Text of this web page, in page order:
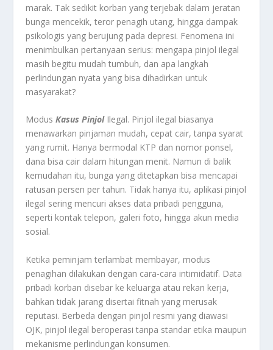
marak. Tak sedikit korban yang terjebak dalam jeratan
bunga mencekik, teror penagih utang, hingga dampak
psikologis yang berujung pada depresi. Fenomena ini
menimbulkan pertanyaan serius: mengapa pinjol ilegal
masih begitu mudah tumbuh, dan apa langkah
perlindungan nyata yang bisa dihadirkan untuk
masyarakat?
ModusKasus PinjolIlegal. Pinjol ilegal biasanya
menawarkan pinjaman mudah, cepat cair, tanpa syarat
yang rumit. Hanya bermodal KTP dan nomor ponsel,
dana bisa cair dalam hitungan menit. Namun di balik
kemudahan itu, bunga yang ditetapkan bisa mencapai
ratusan persen per tahun. Tidak hanya itu, aplikasi pinjol
ilegal sering mencuri akses data pribadi pengguna,
seperti kontak telepon, galeri foto, hingga akun media
sosial.
Ketika peminjam terlambat membayar, modus
penagihan dilakukan dengan cara-cara intimidatif. Data
pribadi korban disebar ke keluarga atau rekan kerja,
bahkan tidak jarang disertai fitnah yang merusak
reputasi. Berbeda dengan pinjol resmi yang diawasi
OJK, pinjol ilegal beroperasi tanpa standar etika maupun
mekanisme perlindungan konsumen.